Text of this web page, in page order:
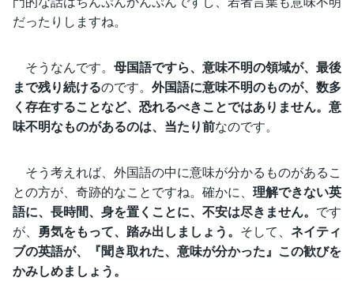
だったりしますね。
そうなんです。 母国語ですら、意味不明の領域が、最後
まで残り続けるのです。 外国語に意味不明のものが、数多
く存在することなど、恐れるべきことではありません。意
味不明なものがあるのは、当たり前なのです。
そう考えれば、外国語の中に意味が分かるものがあるこ
との方が、奇跡的なことですね。確かに、 理解できない英
語に、長時間、身を置くことに、不安は尽きません。 です
が、 勇気をもって、踏み出しましょう。 そして、 ネイティ
ブの英語が、『聞き取れた、意味が分かった』この歓びを
かみしめましょう。